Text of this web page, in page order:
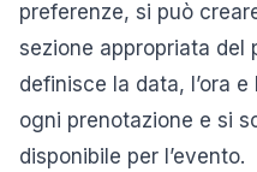
preferenze, si può
sezione appropriata del
definisce la data, l’ora
ogni prenotazione e si
disponibile per l’evento.